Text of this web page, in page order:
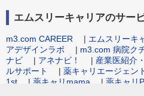
エムスリーキャリアのサー
m3.com CAREER | エムスリーキ
アデザインラボ | m3.com 病院ク
ナビ | アネナビ！ | 産業医紹介
ルサポート
| 薬キャリエージェン
1st | 薬キャリmama | 薬キャリ